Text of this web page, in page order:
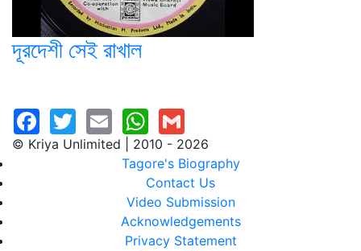
দূরদেশী সেই রাখাল
© Kriya Unlimited | 2010 - 2026
Tagore's Biography
Contact Us
Video Submission
Acknowledgements
Privacy Statement